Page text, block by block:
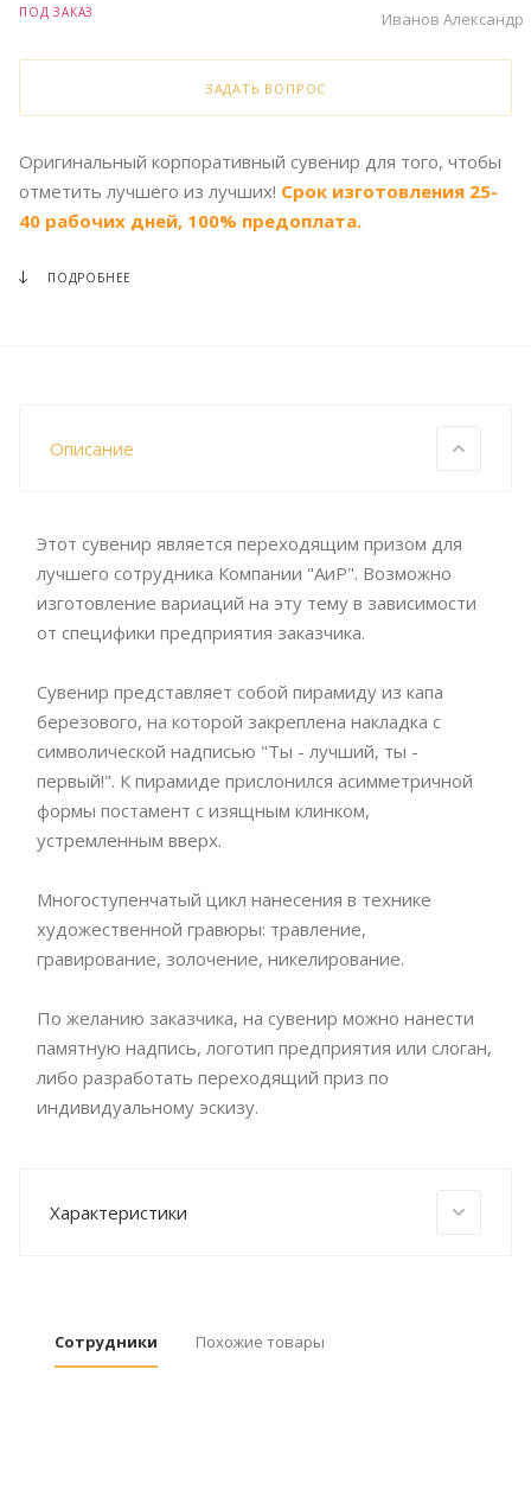
ПОД ЗАКАЗ Иванов Александр
ЗАДАТЬ ВОПРОС
Оригинальный корпоративный сувенир для того, чтобы
отметить лучшего из лучших! Срок изготовления 25-
40 рабочих дней, 100% предоплата.
ПОДРОБНЕЕ
Описание
Этот сувенир является переходящим призом для
лучшего сотрудника Компании "АиР". Возможно
изготовление вариаций на эту тему в зависимости
от специфики предприятия заказчика.
Сувенир представляет собой пирамиду из капа
березового, на которой закреплена накладка с
символической надписью "Ты - лучший, ты -
первый!". К пирамиде прислонился асимметричной
формы постамент с изящным клинком,
устремленным вверх.
Многоступенчатый цикл нанесения в технике
художественной гравюры: травление,
гравирование, золочение, никелирование.
По желанию заказчика, на сувенир можно нанести
памятную надпись, логотип предприятия или слоган,
либо разработать переходящий приз по
индивидуальному эскизу.
Характеристики
Сотрудники Похожие товары